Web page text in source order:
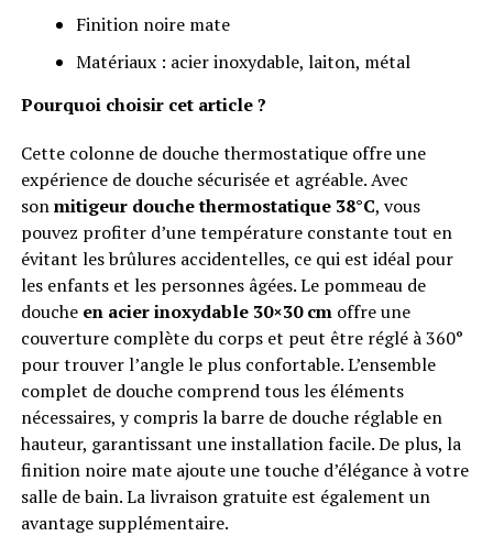
Finition noire mate
Matériaux : acier inoxydable, laiton, métal
Pourquoi choisir cet article ?
Cette colonne de douche thermostatique offre une
expérience de douche sécurisée et agréable. Avec
sonmitigeur douche thermostatique 38°C, vous
pouvez profiter d’une température constante tout en
évitant les brûlures accidentelles, ce qui est idéal pour
les enfants et les personnes âgées. Le pommeau de
douche en acier inoxydable 30×30 cmoffre une
couverture complète du corps et peut être réglé à 360°
pour trouver l’angle le plus confortable. L’ensemble
complet de douche comprend tous les éléments
nécessaires, y compris la barre de douche réglable en
hauteur, garantissant une installation facile. De plus, la
finition noire mate ajoute une touche d’élégance à votre
salle de bain. La livraison gratuite est également un
avantage supplémentaire.